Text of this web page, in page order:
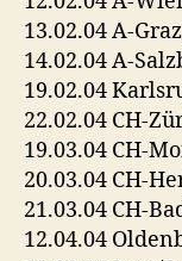
13.02.04 A-
14.02.04 A-
19.02.04
22.02.04 CH-
19.03.04 CH-
20.03.04 CH-
21.03.04 CH-
12.04.04